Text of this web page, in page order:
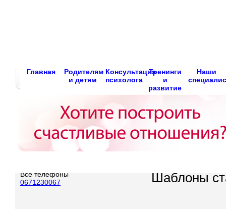
Главная
Родителям
и детям
Консультация
психолога
Тренинги
и
развитие
Наши
Шаблоны
Все телефоны
0671230067